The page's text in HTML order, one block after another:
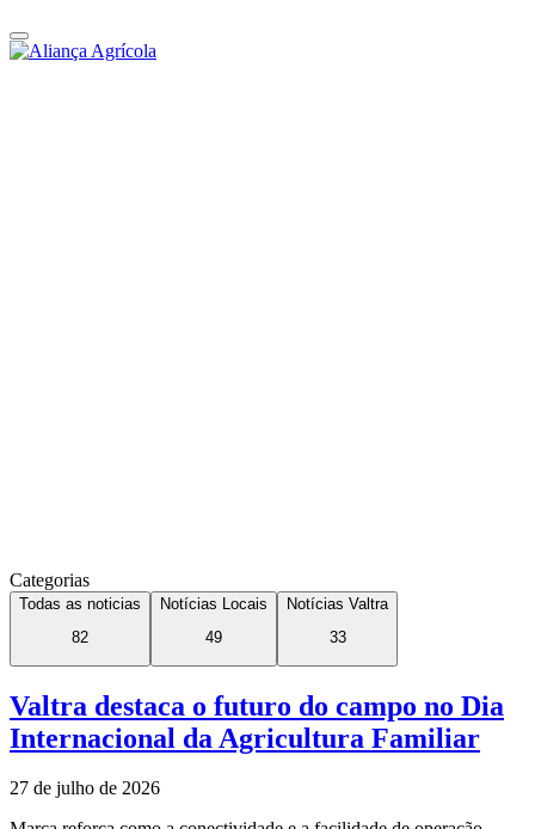
Categorias
Todas as noticias
82
Notícias Locais
49
Notícias Valtra
33
Valtra destaca o futuro do campo no Dia
Internacional da Agricultura Familiar
27 de julho de 2026